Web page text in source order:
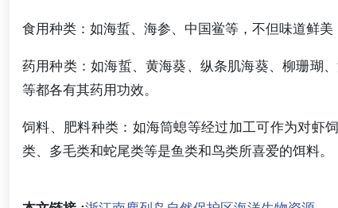
食用种类：如海蜇、海参、中国鲎等，不但味道鲜
药用种类：如海蜇、黄海葵、纵条肌海葵、柳珊瑚
等都各有其药用功效。
饲料、肥料种类：如海筒螅等经过加工可作为对虾
类、多毛类和蛇尾类等是鱼类和鸟类所喜爱的饵料。